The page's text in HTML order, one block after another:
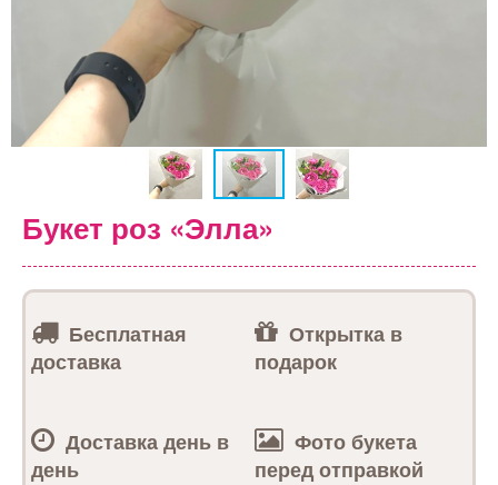
Букет роз «Элла»
Бесплатная
доставка
Открытка в
подарок
Доставка день в
день
Фото букета
перед отправкой